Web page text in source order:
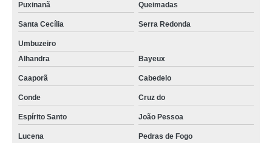
Puxinanã Queimadas
Santa Cecília Serra Redonda
Umbuzeiro
Alhandra
Bayeux
Caaporã Cabedelo
Conde Cruz do
Espírito Santo João Pessoa
Lucena Pedras de Fogo